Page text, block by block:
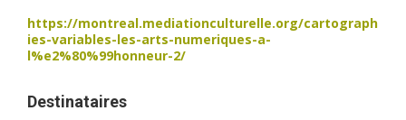
https://montreal.mediationculturelle.org/cartograph
ies-variables-les-arts-numeriques-a-
l%e2%80%99honneur-2/
Destinataires